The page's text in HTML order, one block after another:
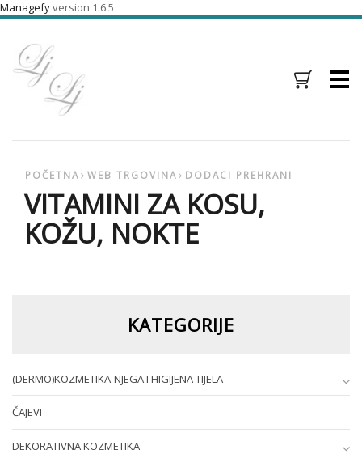
Managefyversion 1.6.5
Menu
POČETNA WEB TRGOVINA DODACI PREHRANI
VITAMINI ZA KOSU,
KOŽU, NOKTE
KATEGORIJE
(DERMO)KOZMETIKA-NJEGA I HIGIJENA TIJELA
ČAJEVI
DEKORATIVNA KOZMETIKA